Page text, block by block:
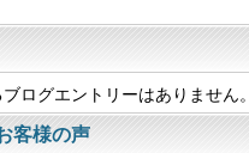
ログエントリーはありません
客様の声